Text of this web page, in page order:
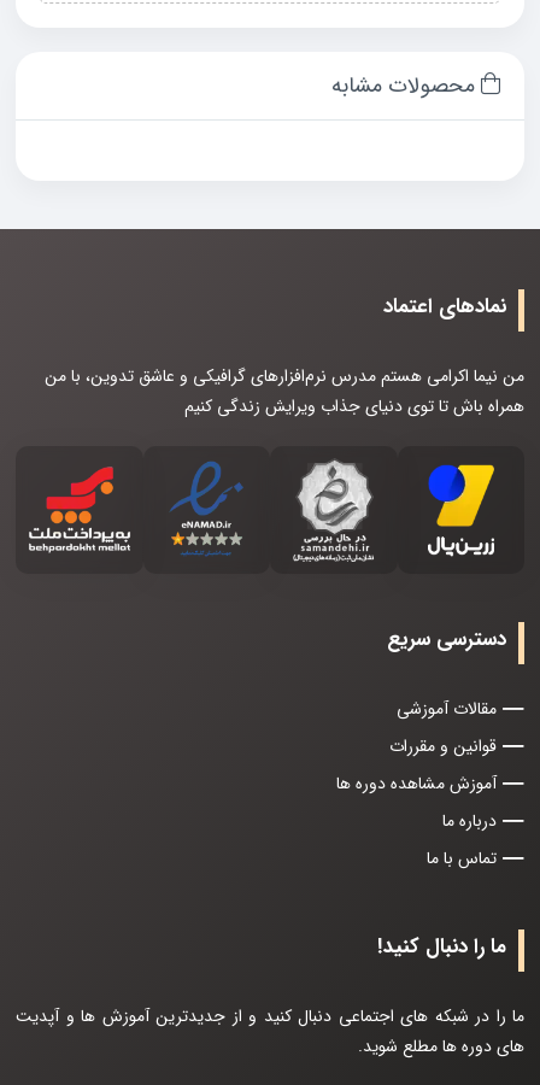
محصولات مشابه
نمادهای اعتماد
من نیما اکرامی هستم مدرس نرم‌افزارهای گرافیکی و عاشق تدوین، با من
همراه باش تا توی دنیای جذاب ویرایش زندگی کنیم
دسترسی سریع
مقالات آموزشی
قوانین و مقررات
آموزش مشاهده دوره ها
درباره ما
تماس با ما
ما را دنبال کنید!
ما را در شبکه های اجتماعی دنبال کنید و از جدیدترین آموزش ها و آپدیت
های دوره ها مطلع شوید.